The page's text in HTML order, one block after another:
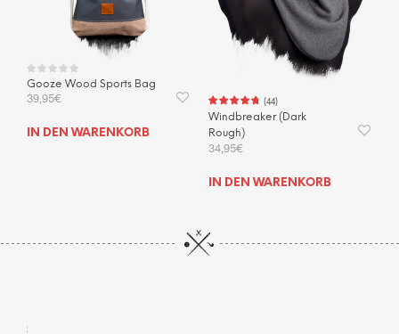
Produktseite
gewählt
Gooze Wood Sports Bag
39,95€
IN DEN WARENKORB
(44)
Windbreaker (Dark
Rough)
34,95€
IN DEN WARENKORB